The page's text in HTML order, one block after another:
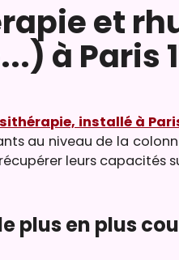
et
à Paris
installé à
au niveau de la
leurs capacités
plus en plus